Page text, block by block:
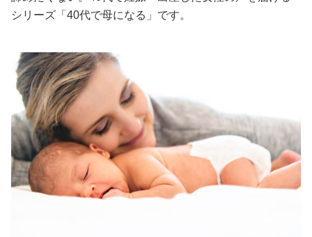
ワークスタイル
妊娠/出産/家族
ココロ/カラダ
グルメ
シリーズ「40代で母になる」です。